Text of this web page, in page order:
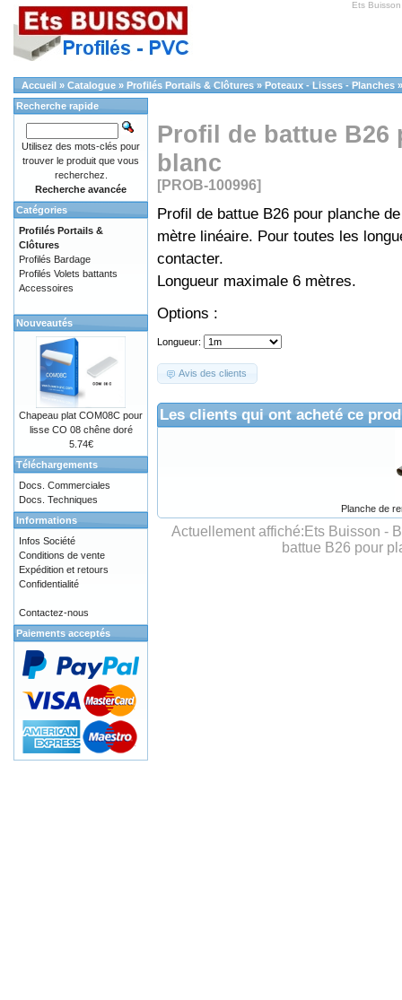
Ets
Accueil » Catalogue » Profilés Portails & Clôtures » Poteaux - Lisses - Planches
Profil de battue B26
blanc
[PROB-100996]
Profil de battue B26 pour planche
mètre linéaire. Pour toutes les
contacter.
Longueur maximale 6 mètres.
Options :
Longueur:
Avis des clients
Les clients qui ont acheté ce
Planche de
Actuellement affiché: Ets Buisson -
battue B26 pour
Recherche rapide
Utilisez des mots-clés pour
trouver le produit que vous
recherchez.
Recherche avancée
Catégories
Profilés Portails &
Clôtures
Profilés Bardage
Profilés Volets battants
Accessoires
Nouveautés
Chapeau plat COM08C pour
lisse CO 08 chêne doré
5.74€
Téléchargements
Docs. Commerciales
Docs. Techniques
Informations
Infos Société
Conditions de vente
Expédition et retours
Confidentialité
Contactez-nous
Paiements acceptés